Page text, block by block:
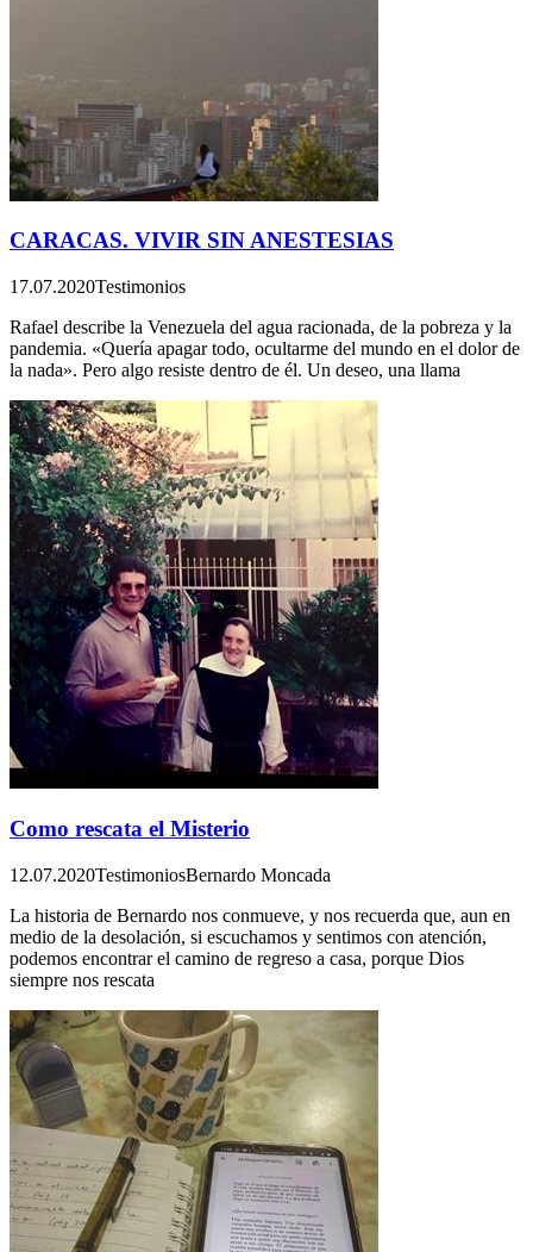
CARACAS. VIVIR SIN ANESTESIAS
17.07.2020Testimonios
Rafael describe la Venezuela del agua racionada, de la pobreza y la
pandemia. «Quería apagar todo, ocultarme del mundo en el dolor de
la nada». Pero algo resiste dentro de él. Un deseo, una llama
Como rescata el Misterio
12.07.2020TestimoniosBernardo Moncada
La historia de Bernardo nos conmueve, y nos recuerda que, aun en
medio de la desolación, si escuchamos y sentimos con atención,
podemos encontrar el camino de regreso a casa, porque Dios
siempre nos rescata